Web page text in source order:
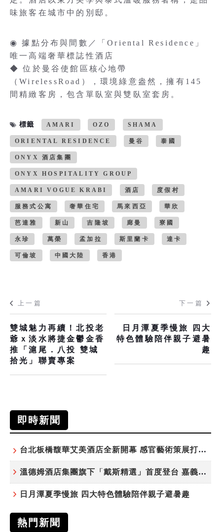
味旅客在城市中的別邸。
◉ 據點分布與間數／「Oriental Residence」
唯一高端奢華標誌性酒店
◆ 位於曼谷使館區核心地帶
（WirelessRoad），環境綠意盎然，擁有145
間精緻客房，包含單臥室與雙臥室套房。
標籤 AMARI OZO SHAMA
ORIENTAL RESIDENCE 曼谷 泰國
ONYX 酒店集團
ONYX HOSPITALITY GROUP
AMARI VOGUE KRABI 酒店 度假村
服務式公寓 奢華住宅 馬來西亞 華欣
芭達雅 新山 吉隆坡 廊曼 寮國
永珍 萬榮 孟加拉 斯里蘭卡 達卡
可倫坡 中國大陸 香港
上一篇
雙城魅力再續！北投老
爺ｘ淡水將捷金鬱金香
推「滬尾．八投 雙城
拾光」聯賣專案
下一篇
日月潭夏季慢旅 四大
特色體驗陪伴親子避暑
趣
即時新聞
台北板橋馥華艾美酒店全新開幕 感官藝術策展打造旅居新風格
溫德姆酒店集團旗下「戴斯精選」首度登台 嘉義首店揭新幕
日月潭夏季慢旅 四大特色體驗陪伴親子避暑趣
熱門新聞